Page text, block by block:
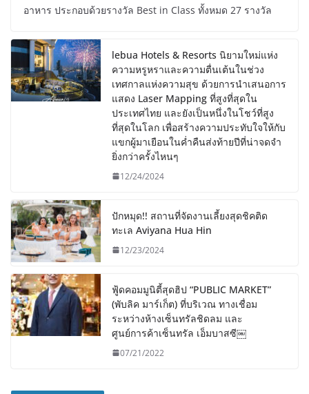
อาหาร ประกอบด้วยรางวัล Best in Class ทั้งหมด 27 รางวัล
lebua Hotels & Resorts นิยามใหม่แห่ง
ความหรูหราและความตื่นเต้นในช่วง
เทศกาลแห่งความสุข ด้วยการนำเสนอการ
แสดง Laser Mapping ที่สูงที่สุดใน
ประเทศไทย และยังเป็นหนึ่งในโชว์ที่สูง
ที่สุดในโลก เพื่อสร้างความประทับใจให้กับ
แขกผู้มาเยือนในค่ำคืนส่งท้ายปีที่น่าจดจำ
ยิ่งกว่าครั้งไหนๆ
12/24/2024
ปักหมุด!! สถานที่จัดงานเลี้ยงสุดชิคติด
ทะเล Aviyana Hua Hin
12/23/2024
ฟู้ดคอมมูนิตี้สุดฮิป “PUBLIC MARKET”
(พับลิค มาร์เก็ต) ที่บริเวณ ทางเชื่อม
ระหว่างห้างเซ็นทรัลชิดลม และ
ศูนย์การค้าเซ็นทรัล เอ็มบาสซี￼
07/21/2022